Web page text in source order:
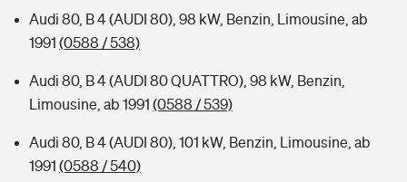
Audi 80, B 4 (AUDI 80), 98 kW, Benzin, Limousine, ab
1991 (0588 / 538)
Audi 80, B 4 (AUDI 80 QUATTRO), 98 kW, Benzin,
Limousine, ab 1991 (0588 / 539)
Audi 80, B 4 (AUDI 80), 101 kW, Benzin, Limousine, ab
1991 (0588 / 540)